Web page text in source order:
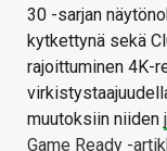
30 -sarjan
kytkettynä sekä
rajoittuminen 4K-
muutoksiin niiden
Game Ready -